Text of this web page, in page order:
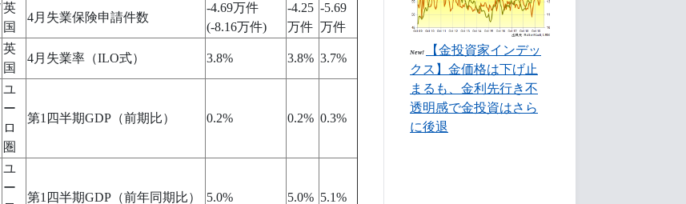
英
国
4月失業保険申請件数
-4.69万件
(-8.16万件)
-4.25
万件
-5.69
万件
英
国
4月失業率（ILO式） 3.8% 3.8% 3.7%
ユ
ー
ロ
圏
第1四半期GDP（前期比） 0.2% 0.2% 0.3%
ユ
ー
第1四半期GDP（前年同期比） 5.0% 5.0% 5.1%
New!
【金投資家インデッ
クス】金価格は下げ止
まるも、金利先行き不
透明感で金投資はさら
に後退